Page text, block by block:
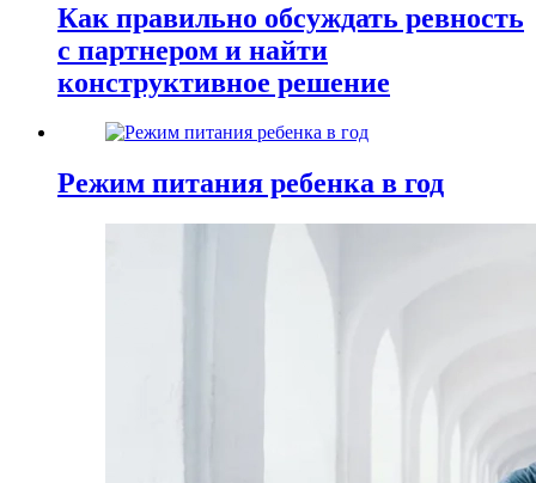
Как правильно обсуждать ревность
с партнером и найти
конструктивное решение
Режим питания ребенка в год